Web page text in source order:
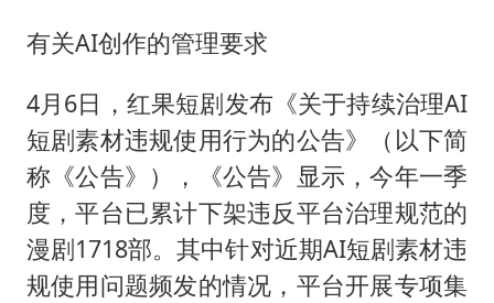
有关AI创作的管理要求
4月6日，红果短剧发布《关于持续治理AI
短剧素材违规使用行为的公告》（以下简
称《公告》），《公告》显示，今年一季
度，平台已累计下架违反平台治理规范的
漫剧1718部。其中针对近期AI短剧素材违
规使用问题频发的情况，平台开展专项集